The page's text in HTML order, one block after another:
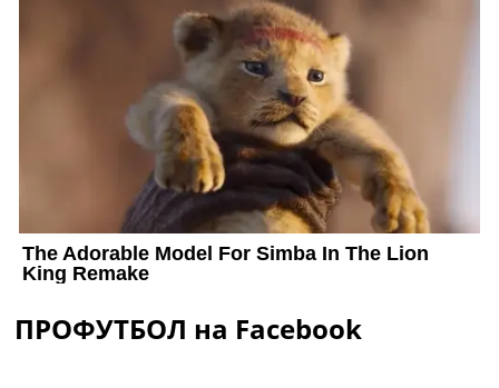
ПРОФУТБОЛ на Facebook